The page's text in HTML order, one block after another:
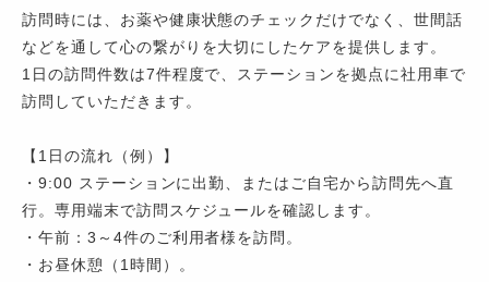
訪問時には、お薬や健康状態のチェックだけでなく、世間話
などを通して心の繋がりを大切にしたケアを提供します。
1日の訪問件数は7件程度で、ステーションを拠点に社用車で
訪問していただきます。
【1日の流れ（例）】
・9:00 ステーションに出勤、またはご自宅から訪問先へ直
行。専用端末で訪問スケジュールを確認します。
・午前：3～4件のご利用者様を訪問。
・お昼休憩（1時間）。